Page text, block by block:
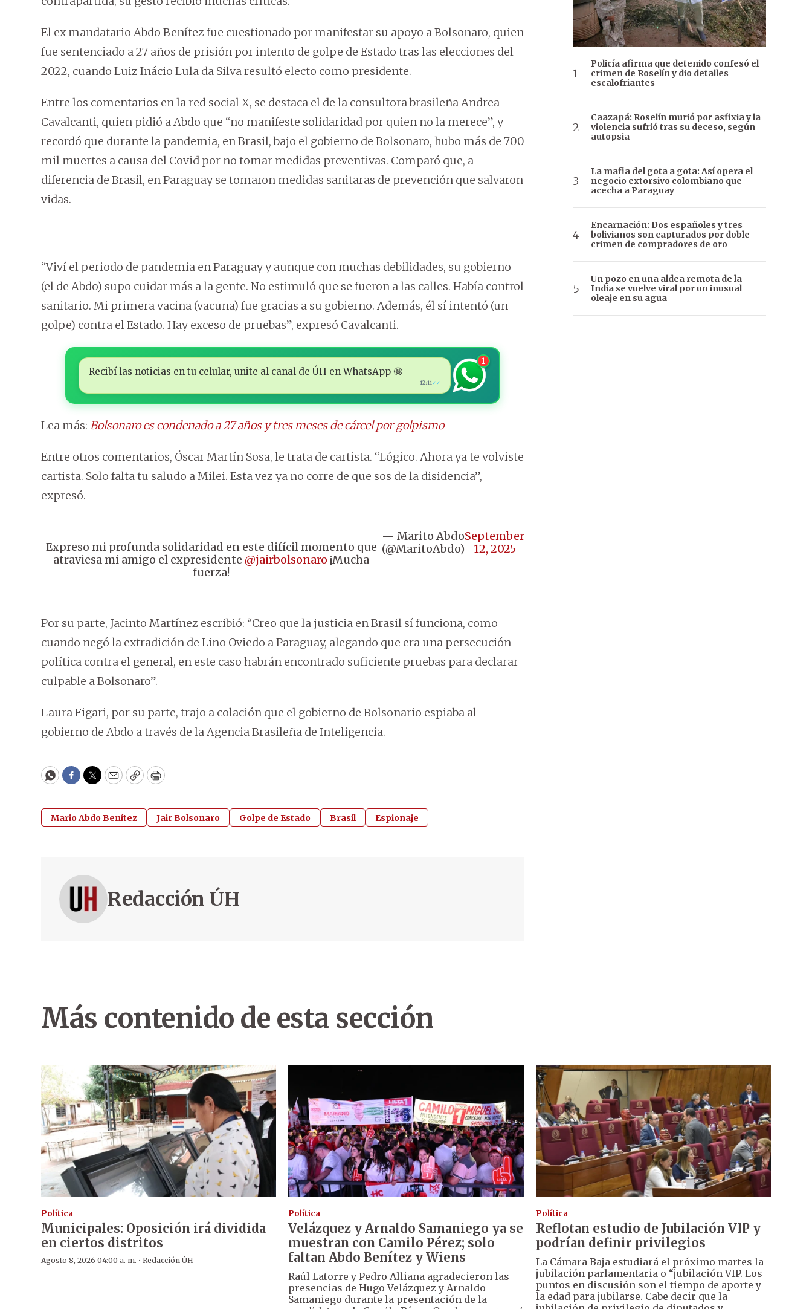
El ex mandatario Abdo Benítez fue cuestionado por manifestar su apoyo a Bolsonaro, quien
fue sentenciado a 27 años de prisión por intento de golpe de Estado tras las elecciones del
2022, cuando Luiz Inácio Lula da Silva resultó electo como presidente.
Entre los comentarios en la red social X, se destaca el de la consultora brasileña Andrea
Cavalcanti, quien pidió a Abdo que “no manifeste solidaridad por quien no la merece”, y
recordó que durante la pandemia, en Brasil, bajo el gobierno de Bolsonaro, hubo más de 700
mil muertes a causa del Covid por no tomar medidas preventivas. Comparó que, a
diferencia de Brasil, en Paraguay se tomaron medidas sanitaras de prevención que salvaron
vidas.
“Viví el periodo de pandemia en Paraguay y aunque con muchas debilidades, su gobierno
(el de Abdo) supo cuidar más a la gente. No estimuló que se fueron a las calles. Había control
sanitario. Mi primera vacina (vacuna) fue gracias a su gobierno. Además, él sí intentó (un
golpe) contra el Estado. Hay exceso de pruebas”, expresó Cavalcanti.
Recibí las noticias en tu celular, unite al canal de ÚH en WhatsApp 🤩
12:11✓✓
1
Lea más: Bolsonaro es condenado a 27 años y tres meses de cárcel por golpismo
Entre otros comentarios, Óscar Martín Sosa, le trata de cartista. “Lógico. Ahora ya te volviste
cartista. Solo falta tu saludo a Milei. Esta vez ya no corre de que sos de la disidencia”,
expresó.
Expreso mi profunda solidaridad en este difícil momento que
atraviesa mi amigo el expresidente@jairbolsonaro ¡Mucha
fuerza!
— Marito Abdo
(@MaritoAbdo)
September
12, 2025
Por su parte, Jacinto Martínez escribió: “Creo que la justicia en Brasil sí funciona, como
cuando negó la extradición de Lino Oviedo a Paraguay, alegando que era una persecución
política contra el general, en este caso habrán encontrado suficiente pruebas para declarar
culpable a Bolsonaro”.
Laura Figari, por su parte, trajo a colación que el gobierno de Bolsonario espiaba al
gobierno de Abdo a través de la Agencia Brasileña de Inteligencia.
WhatsApp
Facebook
Twitter
EmailCopyPrint
Mario Abdo Benítez Jair Bolsonaro Golpe de Estado Brasil Espionaje
Redacción ÚH
Policía afirma que detenido confesó el
crimen de Roselín y dio detalles
escalofriantes
Caazapá: Roselín murió por asfixia y la
violencia sufrió tras su deceso, según
autopsia
La mafia del gota a gota: Así opera el
negocio extorsivo colombiano que
acecha a Paraguay
Encarnación: Dos españoles y tres
bolivianos son capturados por doble
crimen de compradores de oro
Un pozo en una aldea remota de la
India se vuelve viral por un inusual
oleaje en su agua
Más contenido de esta sección
Política
Municipales: Oposición irá dividida
en ciertos distritos
Agosto 8, 2026 04:00 a. m. · Redacción ÚH
Política
Velázquez y Arnaldo Samaniego ya se
muestran con Camilo Pérez; solo
faltan Abdo Benítez y Wiens
Raúl Latorre y Pedro Alliana agradecieron las
presencias de Hugo Velázquez y Arnaldo
Samaniego durante la presentación de la
Política
Reflotan estudio de Jubilación VIP y
podrían definir privilegios
La Cámara Baja estudiará el próximo martes la
jubilación parlamentaria o “jubilación VIP. Los
puntos en discusión son el tiempo de aporte y
la edad para jubilarse. Cabe decir que la